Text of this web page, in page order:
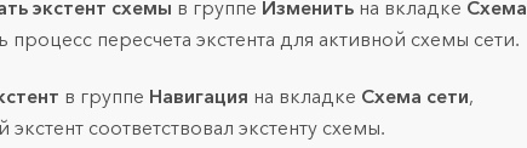
экстент схемы в группе Изменитьна вкладке Схема
процесс пересчета экстента для активной схемы сети.
в группе Навигация на вкладке Схема сети,
соответствовал экстенту схемы.